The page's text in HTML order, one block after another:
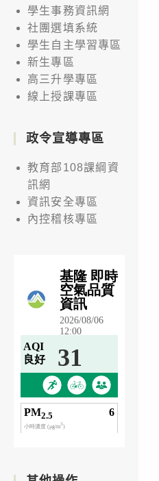
學生事務資訊網
社團選填系統
學生自主學習專區
新生專區
高三升學專區
線上授課專區
政令宣導專區
教育部108課綱資
訊網
資訊安全專區
內控稽核專區